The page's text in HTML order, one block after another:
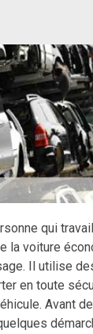
qui
la voiture
Il utilise
en toute
Avant